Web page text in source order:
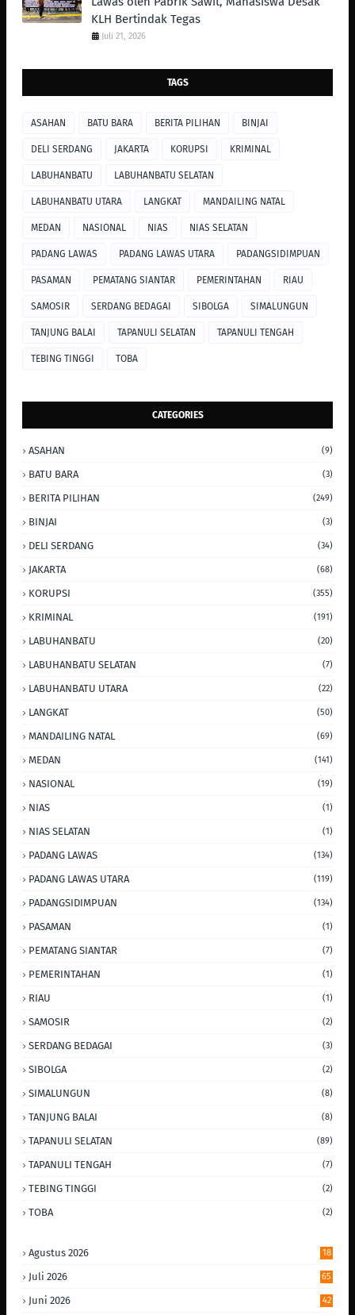
KLH Bertindak Tegas ‎
Juli 21, 2026
TAGS
ASAHAN BATU BARA BERITA PILIHAN BINJAI
DELI SERDANG JAKARTA KORUPSI KRIMINAL
LABUHANBATU LABUHANBATU SELATAN
LABUHANBATU UTARA LANGKAT MANDAILING NATAL
MEDAN NASIONAL NIAS NIAS SELATAN
PADANG LAWAS PADANG LAWAS UTARA PADANGSIDIMPUAN
PASAMAN PEMATANG SIANTAR PEMERINTAHAN RIAU
SAMOSIR SERDANG BEDAGAI SIBOLGA SIMALUNGUN
TANJUNG BALAI TAPANULI SELATAN TAPANULI TENGAH
TEBING TINGGI TOBA
CATEGORIES
ASAHAN (9)
BATU BARA (3)
BERITA PILIHAN (249)
BINJAI (3)
DELI SERDANG (34)
JAKARTA (68)
KORUPSI (355)
KRIMINAL (191)
LABUHANBATU (20)
LABUHANBATU SELATAN (7)
LABUHANBATU UTARA (22)
LANGKAT (50)
MANDAILING NATAL (69)
MEDAN (141)
NASIONAL (19)
NIAS (1)
NIAS SELATAN (1)
PADANG LAWAS (134)
PADANG LAWAS UTARA (119)
PADANGSIDIMPUAN (134)
PASAMAN (1)
PEMATANG SIANTAR (7)
PEMERINTAHAN (1)
RIAU (1)
SAMOSIR (2)
SERDANG BEDAGAI (3)
SIBOLGA (2)
SIMALUNGUN (8)
TANJUNG BALAI (8)
TAPANULI SELATAN (89)
TAPANULI TENGAH (7)
TEBING TINGGI (2)
TOBA (2)
Agustus 2026 18
Juli 2026 65
Juni 2026 42